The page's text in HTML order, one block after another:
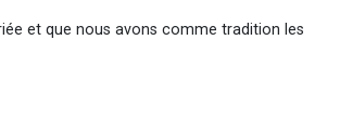
et que nous avons comme tradition les